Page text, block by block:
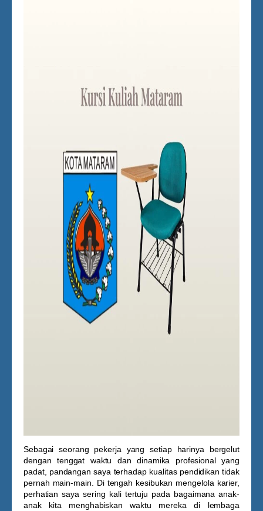
Sebagai seorang pekerja yang setiap harinya bergelut
dengan tenggat waktu dan dinamika profesional yang
padat, pandangan saya terhadap kualitas pendidikan tidak
pernah main-main. Di tengah kesibukan mengelola karier,
perhatian saya sering kali tertuju pada bagaimana anak-
anak kita menghabiskan waktu mereka di lembaga